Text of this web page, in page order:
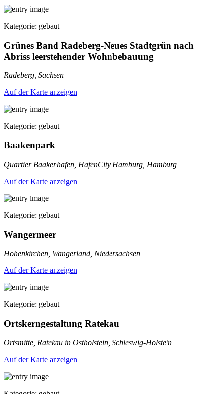
Kategorie: gebaut
Grünes Band Radeberg-Neues Stadtgrün nach
Abriss leerstehender Wohnbebauung
Radeberg, Sachsen
Auf der Karte anzeigen
Kategorie: gebaut
Baakenpark
Quartier Baakenhafen, HafenCity Hamburg, Hamburg
Auf der Karte anzeigen
Kategorie: gebaut
Wangermeer
Hohenkirchen, Wangerland, Niedersachsen
Auf der Karte anzeigen
Kategorie: gebaut
Ortskerngestaltung Ratekau
Ortsmitte, Ratekau in Ostholstein, Schleswig-Holstein
Auf der Karte anzeigen